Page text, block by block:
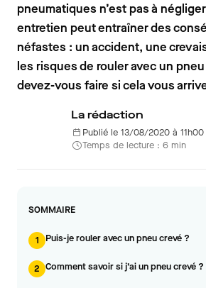
pneumatiques n’est pas à
entretien peut entraîner des
néfastes : un accident, une
les risques de rouler avec un
devez-vous faire si cela vous
La rédaction
Publié le 13/08/2020 à 11h00
Temps de lecture : 6 min
SOMMAIRE
1 Puis-je rouler avec un pneu crevé ?
2 Comment savoir si j’ai un pneu crevé ?